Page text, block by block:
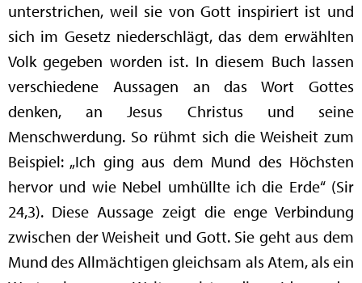
unterstrichen, weil sie von Gott inspiriert ist und
sich im Gesetz niederschlägt, das dem erwählten
Volk gegeben worden ist. In diesem Buch lassen
verschiedene Aussagen an das Wort Gottes
denken, an Jesus Christus und seine
Menschwerdung. So rühmt sich die Weisheit zum
Beispiel: „Ich ging aus dem Mund des Höchsten
hervor und wie Nebel umhüllte ich die Erde“ (Sir
24,3). Diese Aussage zeigt die enge Verbindung
zwischen der Weisheit und Gott. Sie geht aus dem
Mund des Allmächtigen gleichsam als Atem, als ein